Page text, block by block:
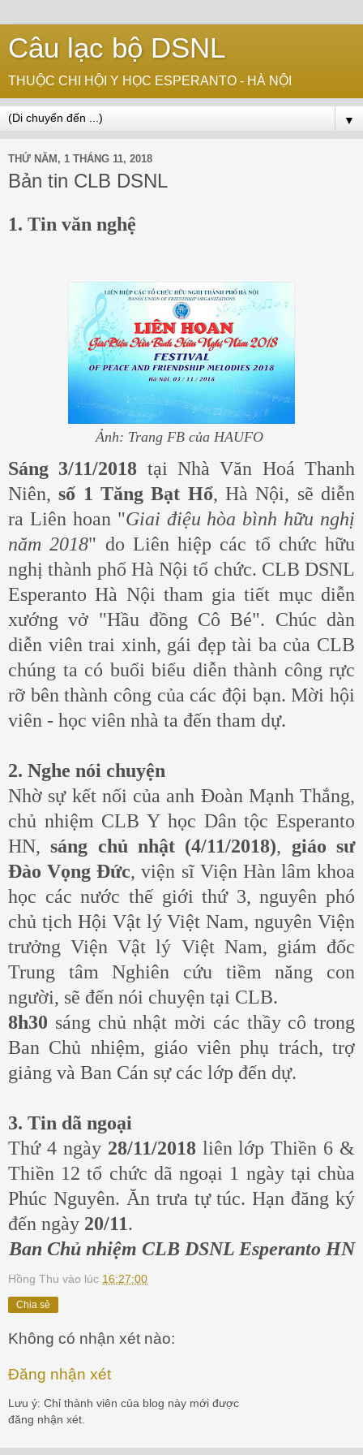
Câu lạc bộ DSNL
THUỘC CHI HỘI Y HỌC ESPERANTO - HÀ NỘI
▼
THỨ NĂM, 1 THÁNG 11, 2018
Bản tin CLB DSNL
1. Tin văn nghệ
Ảnh: Trang FB của HAUFO
Sáng 3/11/2018 tại Nhà Văn Hoá Thanh
Niên,số 1 Tăng Bạt Hổ, Hà Nội, sẽ diễn
ra Liên hoan "Giai điệu hòa bình hữu nghị
năm 2018" do Liên hiệp các tổ chức hữu
nghị thành phố Hà Nội tổ chức. CLB DSNL
Esperanto Hà Nội tham gia tiết mục diễn
xướng vở "Hầu đồng Cô Bé". Chúc dàn
diễn viên trai xinh, gái đẹp tài ba của CLB
chúng ta có buổi biểu diễn thành công rực
rỡ bên thành công của các đội bạn. Mời hội
viên - học viên nhà ta đến tham dự.
2. Nghe nói chuyện
Nhờ sự kết nối của anh Đoàn Mạnh Thắng,
chủ nhiệm CLB Y học Dân tộc Esperanto
HN,sáng chủ nhật (4/11/2018), giáo sư
Đào Vọng Đức, viện sĩ Viện Hàn lâm khoa
học các nước thế giới thứ 3, nguyên phó
chủ tịch Hội Vật lý Việt Nam, nguyên Viện
trưởng Viện Vật lý Việt Nam, giám đốc
Trung tâm Nghiên cứu tiềm năng con
người, sẽ đến nói chuyện tại CLB.
8h30 sáng chủ nhật mời các thầy cô trong
Ban Chủ nhiệm, giáo viên phụ trách, trợ
giảng và Ban Cán sự các lớp đến dự.
3. Tin dã ngoại
Thứ 4 ngày 28/11/2018liên lớp Thiền 6 &
Thiền 12 tổ chức dã ngoại 1 ngày tại chùa
Phúc Nguyên. Ăn trưa tự túc. Hạn đăng ký
đến ngày 20/11.
Ban Chủ nhiệm CLB DSNL Esperanto HN
Hồng Thu vào lúc 16:27:00
Chia sẻ
Không có nhận xét nào:
Đăng nhận xét
Lưu ý: Chỉ thành viên của blog này mới được
đăng nhận xét.